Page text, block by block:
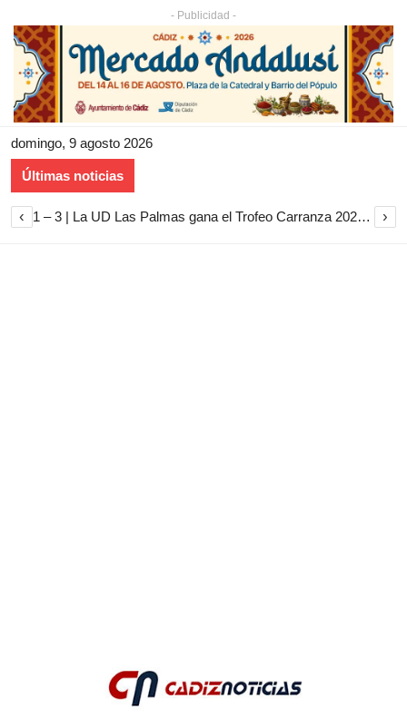
- Publicidad -
domingo, 9 agosto 2026
Últimas noticias
‹ 1 – 3 | La UD Las Palmas gana el Trofeo Carranza 2026 tras imponerse al Cádiz CF ›